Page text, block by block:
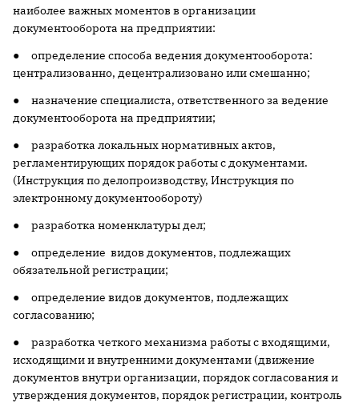
наиболее важных моментов в организации
документооборота на предприятии:
● определение способа ведения документооборота:
централизованно, децентрализовано или смешанно;
● назначение специалиста, ответственного за ведение
документооборота на предприятии;
● разработка локальных нормативных актов,
регламентирующих порядок работы с документами.
(Инструкция по делопроизводству, Инструкция по
электронному документообороту)
● разработка номенклатуры дел;
● определение видов документов, подлежащих
обязательной регистрации;
● определение видов документов, подлежащих
согласованию;
● разработка четкого механизма работы с входящими,
исходящими и внутренними документами (движение
документов внутри организации, порядок согласования и
утверждения документов, порядок регистрации, контроль